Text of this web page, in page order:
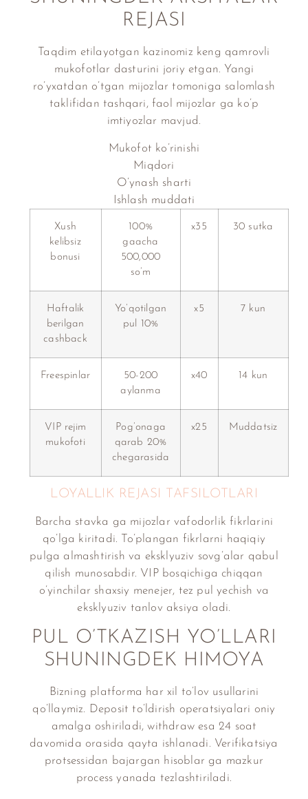
REJASI
Taqdim etilayotgan kazinomiz keng qamrovli
mukofotlar dasturini joriy etgan. Yangi
ro’yxatdan o’tgan mijozlar tomoniga salomlash
taklifidan tashqari, faol mijozlar ga ko’p
imtiyozlar mavjud.
Mukofot ko’rinishi
Miqdori
O’ynash sharti
Ishlash muddati
Xush
kelibsiz
bonusi
100%
gaacha
500,000
so’m
x35 30 sutka
Haftalik
berilgan
cashback
Yo’qotilgan
pul 10%
x5 7 kun
Freespinlar
50-200
aylanma
x40 14 kun
VIP rejim
mukofoti
Pog’onaga
qarab 20%
chegarasida
x25 Muddatsiz
LOYALLIK REJASI TAFSILOTLARI
Barcha stavka ga mijozlar vafodorlik fikrlarini
qo’lga kiritadi. To’plangan fikrlarni haqiqiy
pulga almashtirish va eksklyuziv sovg’alar qabul
qilish munosabdir. VIP bosqichiga chiqqan
o’yinchilar shaxsiy menejer, tez pul yechish va
eksklyuziv tanlov aksiya oladi.
PUL O’TKAZISH YO’LLARI
SHUNINGDEK HIMOYA
Bizning platforma har xil to’lov usullarini
qo’llaymiz. Deposit to’ldirish operatsiyalari oniy
amalga oshiriladi, withdraw esa 24 soat
davomida orasida qayta ishlanadi. Verifikatsiya
protsessidan bajargan hisoblar ga mazkur
process yanada tezlashtiriladi.